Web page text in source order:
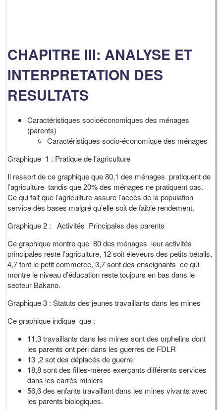
CHAPITRE III: ANALYSE ET
INTERPRETATION DES
RESULTATS
Caractéristiques socioéconomiques des ménages
(parents)
Caractéristiques socio-économique des ménages
Graphique 1 : Pratique de l’agriculture
Il ressort de ce graphique que 80,1 des ménages pratiquent de
l’agriculture tandis que 20% des ménages ne pratiquent pas.
Ce qui fait que l’agriculture assure l’accès de la population
service des bases malgré qu’elle soit de faible rendement.
Graphique 2 : Activités Principales des parents
Ce graphique montre que 80 des ménages leur activités
principales reste l’agriculture, 12 soit éleveurs des petits bétails,
4,7 font le petit commerce, 3,7 sont des enseignants ce qui
montre le niveau d’éducation reste toujours en bas dans le
secteur Bakano.
Graphique 3 : Statuts des jeunes travaillants dans les mines
Ce graphique indique que :
11,3 travaillants dans les mines sont des orphelins dont
les parents ont péri dans les guerres de FDLR
13 ,2 sot des déplacés de guerre.
18,8 sont des filles-mères exerçants différents services
dans les carrés miniers
56,6 des enfants travaillant dans les mines vivants avec
les parents biologiques.